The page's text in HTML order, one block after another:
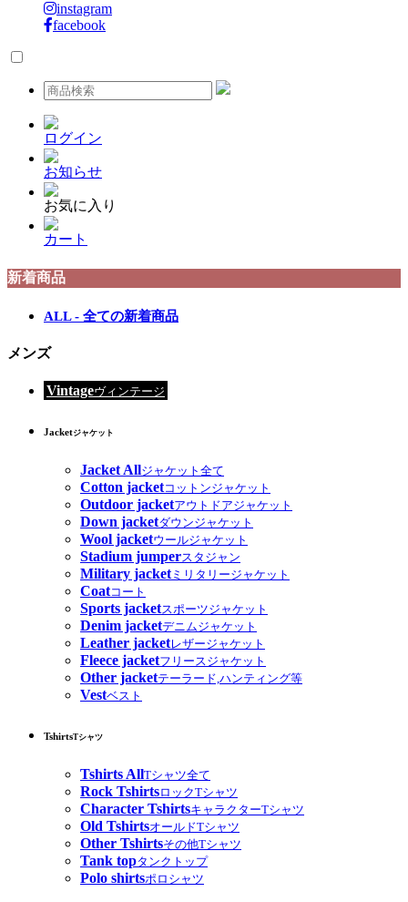
instagram
facebook
ログイン
お知らせ
お気に入り
カート
新着商品
ALL - 全ての新着商品
メンズ
Vintageヴィンテージ
Jacketジャケット
Jacket Allジャケット全て
Cotton jacketコットンジャケット
Outdoor jacketアウトドアジャケット
Down jacketダウンジャケット
Wool jacketウールジャケット
Stadium jumperスタジャン
Military jacketミリタリージャケット
Coatコート
Sports jacketスポーツジャケット
Denim jacketデニムジャケット
Leather jacketレザージャケット
Fleece jacketフリースジャケット
Other jacketテーラード,ハンティング等
Vestベスト
TshirtsTシャツ
Tshirts AllTシャツ全て
Rock TshirtsロックTシャツ
Character TshirtsキャラクターTシャツ
Old TshirtsオールドTシャツ
Other Tshirtsその他Tシャツ
Tank topタンクトップ
Polo shirtsポロシャツ